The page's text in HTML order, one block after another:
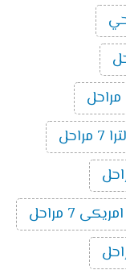
7 مراحل